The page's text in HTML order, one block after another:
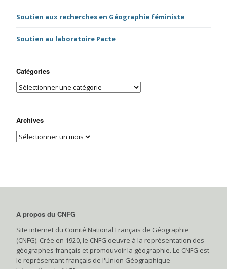
Soutien aux recherches en Géographie féministe
Soutien au laboratoire Pacte
Catégories
Archives
A propos du CNFG
Site internet du Comité National Français de Géographie
(CNFG). Crée en 1920, le CNFG oeuvre à la représentation des
géographes français et promouvoir la géographie. Le CNFG est
le représentant français de l'Union Géographique